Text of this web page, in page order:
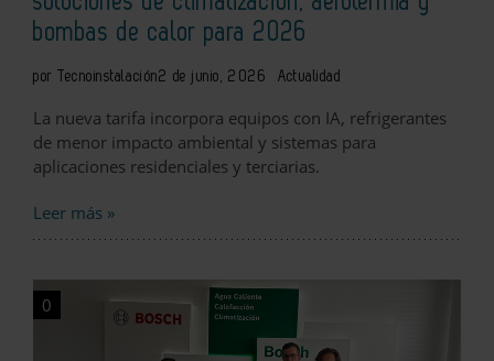
bombas de calor para 2026
por Tecnoinstalación2 de junio, 2026 Actualidad
La nueva tarifa incorpora equipos con IA, refrigerantes
de menor impacto ambiental y sistemas para
aplicaciones residenciales y terciarias.
Leer más »
0